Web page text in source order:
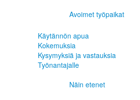
Avoimet työpaikat
Käytännön apua
Kokemuksia
Kysymyksiä ja vastauksia
Työnantajalle
Näin etenet